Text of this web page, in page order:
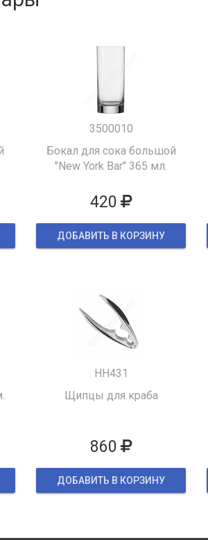
3500010
Бокал для сока большой
"New York Bar" 365 мл.
420
ДОБАВИТЬ В КОРЗИНУ
HH431
Щипцы для краба
860
ДОБАВИТЬ В КОРЗИНУ